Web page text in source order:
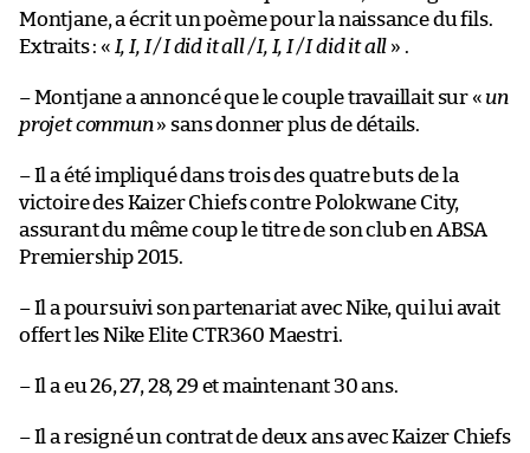
Montjane, a écrit un poème pour la naissance du fils.
Extraits : « I, I, I / I did it all / I, I, I / I did it all » .
– Montjane a annoncé que le couple travaillait sur «un
projet commun» sans donner plus de détails.
– Il a été impliqué dans trois des quatre buts de la
victoire des Kaizer Chiefs contre Polokwane City,
assurant du même coup le titre de son club en ABSA
Premiership 2015.
– Il a poursuivi son partenariat avec Nike, qui lui avait
offert les Nike Elite CTR360 Maestri.
– Il a eu 26, 27, 28, 29 et maintenant 30 ans.
– Il a resigné un contrat de deux ans avec Kaizer Chiefs